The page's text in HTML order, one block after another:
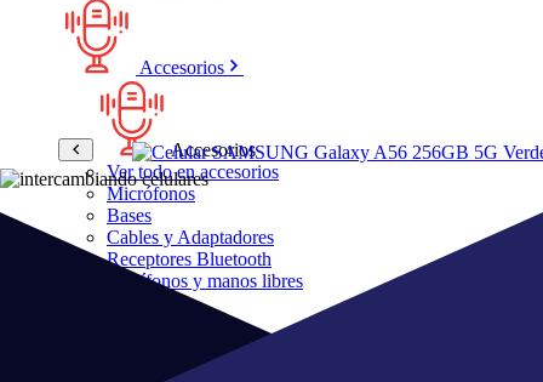
Accesorios
Accesorios
Ver todo en accesorios
Micrófonos
Bases
Cables y Adaptadores
Receptores Bluetooth
Audífonos y manos libres